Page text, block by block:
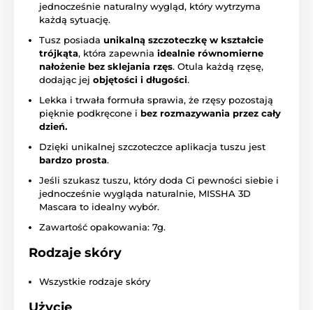
jednocześnie naturalny wygląd, który wytrzyma
każdą sytuację.
Tusz posiada unikalną szczoteczkę w kształcie
trójkąta, która zapewnia idealnie równomierne
nałożenie bez sklejania rzęs. Otula każdą rzęsę,
dodając jej objętości i długości.
Lekka i trwała formuła sprawia, że rzęsy pozostają
pięknie podkręcone i bez rozmazywania przez cały
dzień.
Dzięki unikalnej szczoteczce aplikacja tuszu jest
bardzo prosta.
Jeśli szukasz tuszu, który doda Ci pewności siebie i
jednocześnie wygląda naturalnie, MISSHA 3D
Mascara to idealny wybór.
Zawartość opakowania: 7g.
Rodzaje skóry
Wszystkie rodzaje skóry